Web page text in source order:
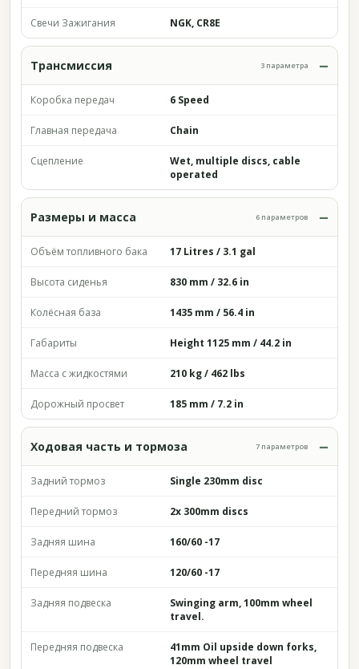
Свечи Зажигания NGK, CR8E
Трансмиссия 3 параметра
Коробка передач 6 Speed
Главная передача Chain
Сцепление
Wet, multiple discs, cable
operated
Размеры и масса 6 параметров
Объём топливного бака 17 Litres / 3.1 gal
Высота сиденья 830 mm / 32.6 in
Колёсная база 1435 mm / 56.4 in
Габариты Height 1125 mm / 44.2 in
Масса с жидкостями 210 kg / 462 lbs
Дорожный просвет 185 mm / 7.2 in
Ходовая часть и тормоза 7 параметров
Задний тормоз Single 230mm disc
Передний тормоз 2x 300mm discs
Задняя шина 160/60 -17
Передняя шина 120/60 -17
Задняя подвеска
Swinging arm, 100mm wheel
travel.
Передняя подвеска
41mm Oil upside down forks,
120mm wheel travel